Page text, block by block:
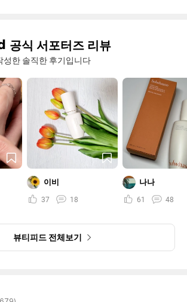
공식 서포터즈 리뷰
성한 솔직한 후기입니다
이비
37 18
나나
61 48
뷰티피드 전체보기